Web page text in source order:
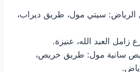
سيتي مول، طريق ديراب،
زامل العبد الله، عنيزة.
سانية مول: طريق خريص،